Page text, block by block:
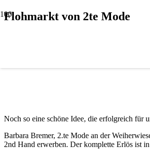
Flohmarkt von 2te Mode
Noch so eine schöne Idee, die erfolgreich für
Barbara Bremer, 2.te Mode an der
2nd Hand erwerben. Der komplette Erlös ist